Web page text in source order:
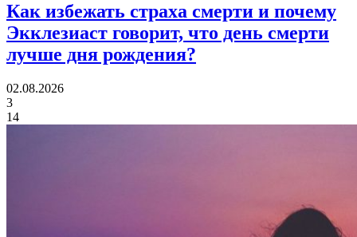
Как избежать страха смерти и почему
Экклезиаст говорит, что день смерти
лучше дня рождения?
02.08.2026
3
14